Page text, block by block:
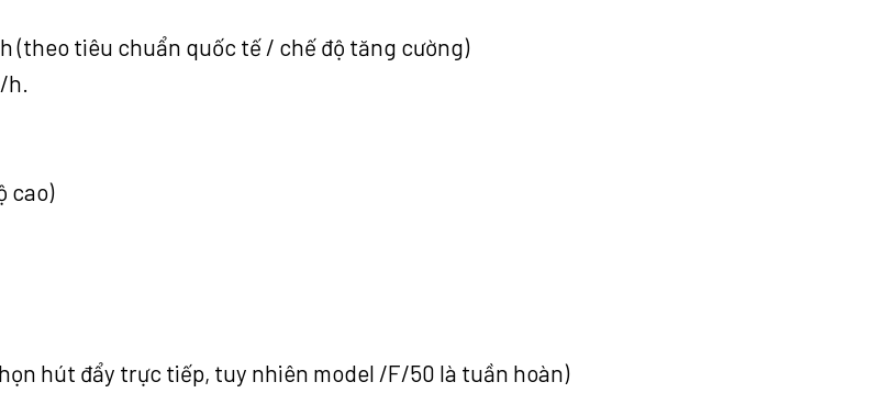
(theo tiêu chuẩn quốc tế / chế độ tăng cường)
h.
cao)
hút đẩy trực tiếp, tuy nhiên model /F/50 là tuần hoàn)